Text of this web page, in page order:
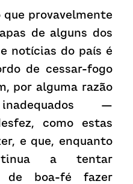
provavelmente
de alguns dos
notícias do país é
de cessar-fogo
por alguma razão
—
como estas
e que, enquanto
a tentar
de boa-fé fazer